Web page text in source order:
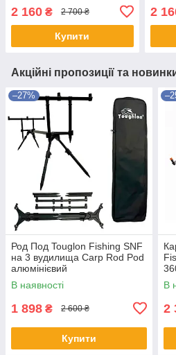
2 160 ₴ 2 700 ₴
Купити
2
Акційні пропозиції та
–27%
Род Под Touglon Fishing SNF
на 3 вудилища Carp Rod Pod
алюмінієвий
В наявності
1 898 ₴ 2 600 ₴
Купити
В
2